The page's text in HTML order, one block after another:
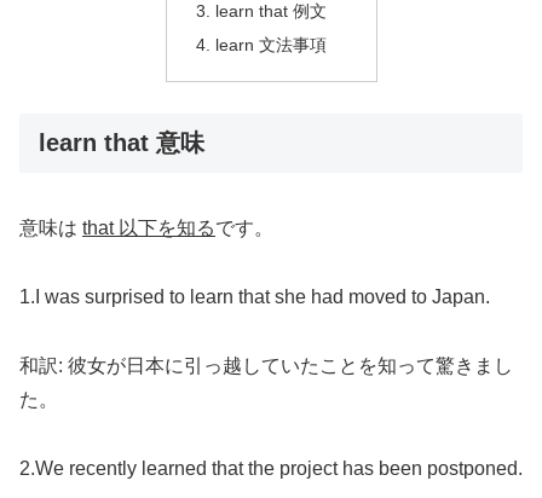
learn that 例文
learn 文法事項
learn that 意味
意味は that 以下を知るです。
1.I was surprised to learn that she had moved to Japan.
和訳: 彼女が日本に引っ越していたことを知って驚きまし
た。
2.We recently learned that the project has been postponed.